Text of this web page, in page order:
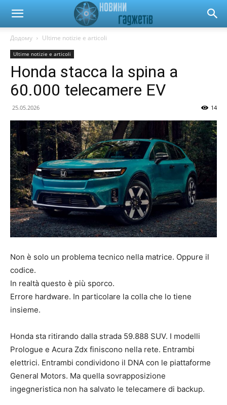
Новини
гаджетів
автомобілів
Додому Ultime notizie e articoli
Ultime notizie e articoli
Honda stacca la spina a
60.000 telecamere EV
25.05.2026 14
Non è solo un problema tecnico nella matrice. Oppure il
codice.
In realtà questo è più sporco.
Errore hardware. In particolare la colla che lo tiene
insieme.
Honda sta ritirando dalla strada 59.888 SUV. I modelli
Prologue e Acura Zdx finiscono nella rete. Entrambi
elettrici. Entrambi condividono il DNA con le piattaforme
General Motors. Ma quella sovrapposizione
ingegneristica non ha salvato le telecamere di backup.